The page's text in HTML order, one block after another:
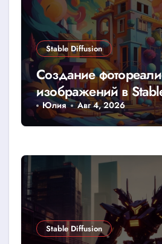
Stable Diffusion
Создание
изображений в
Юлия Авг 4, 2026
Stable Diffusion